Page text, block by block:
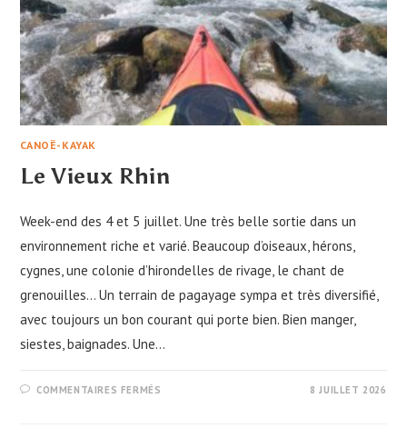
CANOË-KAYAK
Le Vieux Rhin
Week-end des 4 et 5 juillet. Une très belle sortie dans un
environnement riche et varié. Beaucoup d’oiseaux, hérons,
cygnes, une colonie d’hirondelles de rivage, le chant de
grenouilles… Un terrain de pagayage sympa et très diversifié,
avec toujours un bon courant qui porte bien. Bien manger,
siestes, baignades. Une…
COMMENTAIRES FERMÉS 8 JUILLET 2026